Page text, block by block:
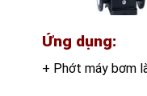
Ứng dụng:
+ Phớt máy bơm